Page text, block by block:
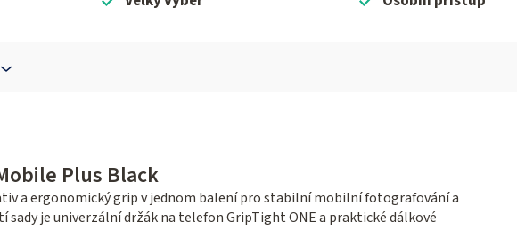
Plus Black
a ergonomický grip v jednom balení pro stabilní mobilní fotografování a
sady je univerzální držák na telefon GripTight ONE a praktické dálkové